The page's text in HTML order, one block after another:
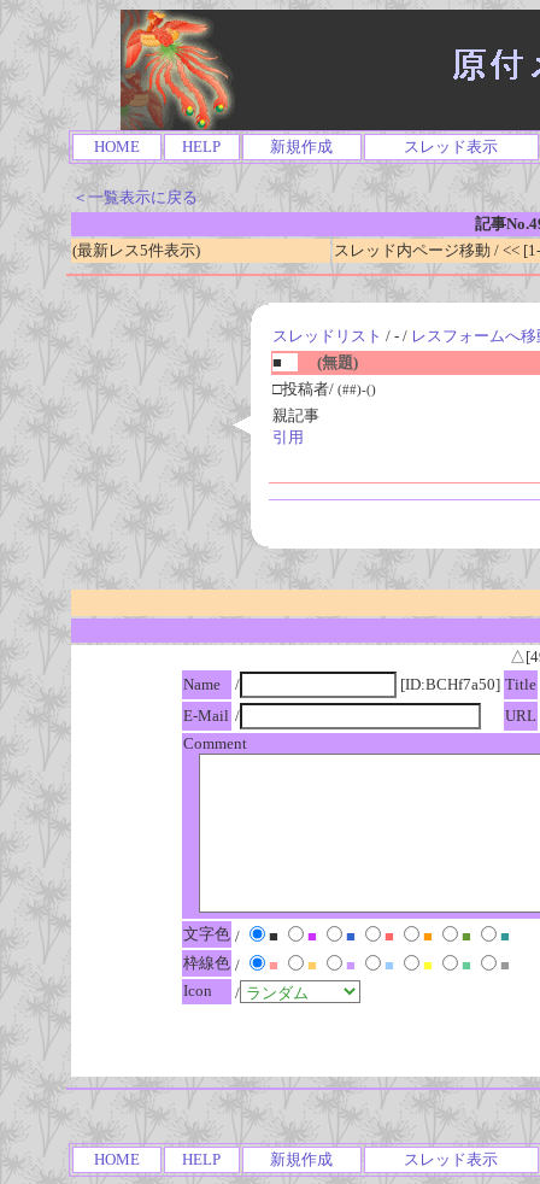
HOME HELP 新規作成 スレッド表示
＜一覧表示に戻る
記事
(最新レス5件表示)
スレッド内ページ移動 / <<
スレッドリスト / - / レスフォームへ移
■
(無題)
□投稿者/ (##)-()
親記事
引用
Name
/ [ID:BCHf7a50] Title
E-Mail /
URL
Comment
文字色 / ■ ■ ■ ■ ■ ■
■
枠線色 / ■ ■ ■ ■ ■ ■
■
Icon
/
HOME HELP 新規作成 スレッド表示